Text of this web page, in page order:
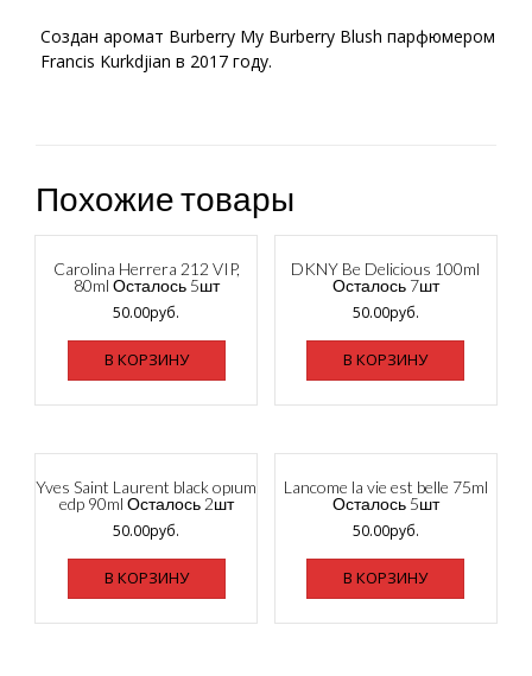
Создан аромат Burberry My Burberry Blush парфюмером
Francis Kurkdjian в 2017 году.
Похожие товары
Carolina Herrera 212 VIP,
80ml Осталось 5шт
50.00руб.
В КОРЗИНУ
DKNY Be Delicious 100ml
Осталось 7шт
50.00руб.
В КОРЗИНУ
Yves Saint Laurent black opıum
edp 90ml Осталось 2шт
50.00руб.
В КОРЗИНУ
Lancome la vie est belle 75ml
Осталось 5шт
50.00руб.
В КОРЗИНУ